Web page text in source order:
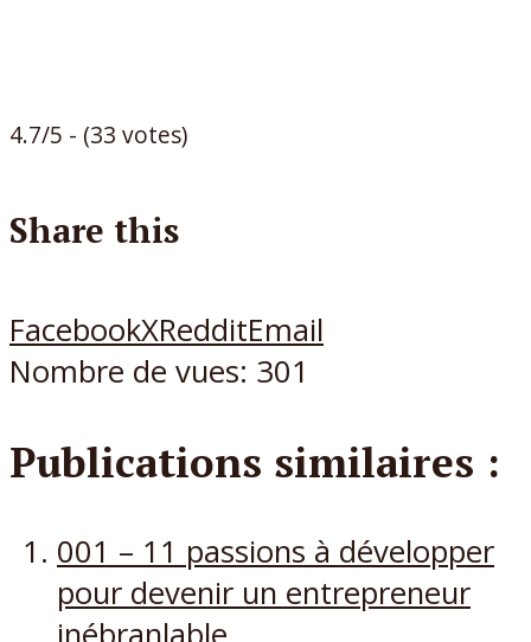
4.7/5 - (33 votes)
Share this
FacebookXRedditEmail
Nombre de vues: 301
Publications similaires :
001 – 11 passions à développer
pour devenir un entrepreneur